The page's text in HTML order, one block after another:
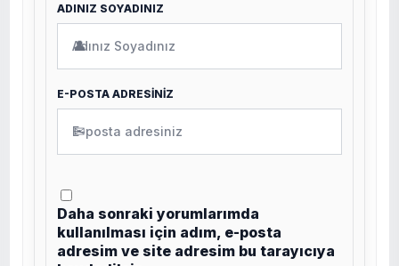
ADINIZ SOYADINIZ
👤
E-POSTA ADRESİNİZ
✉
Daha sonraki yorumlarımda
kullanılması için adım, e-posta
adresim ve site adresim bu tarayıcıya